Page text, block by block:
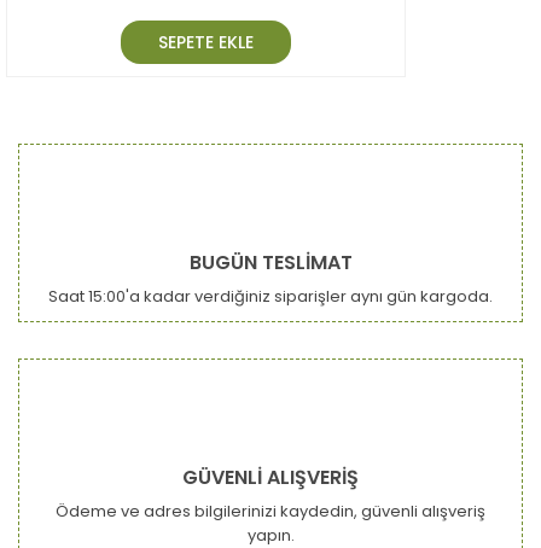
SEPETE EKLE
BUGÜN TESLİMAT
Saat 15:00'a kadar verdiğiniz siparişler aynı gün kargoda.
GÜVENLİ ALIŞVERİŞ
Ödeme ve adres bilgilerinizi kaydedin, güvenli alışveriş
yapın.